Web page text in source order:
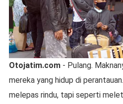
Otojatim.com- Pulang.
mereka yang hidup di
melepas rindu, tapi seperti